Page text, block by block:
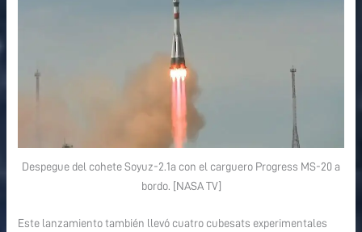
Despegue del cohete Soyuz-2.1a con el carguero Progress MS-20 a
bordo. [NASA TV]
Este lanzamiento también llevó cuatro cubesats experimentales